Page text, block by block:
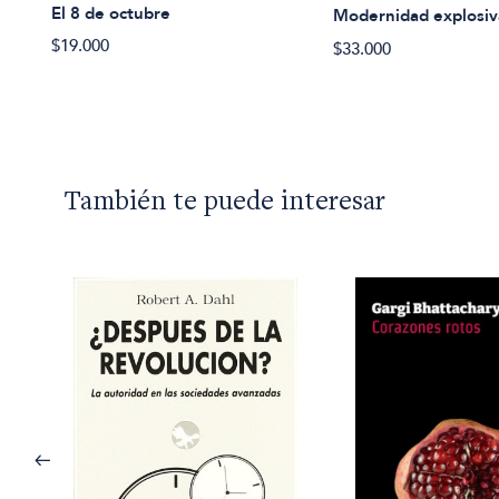
El 8 de octubre
$19.000
Modernidad
$33.000
También te puede interesar